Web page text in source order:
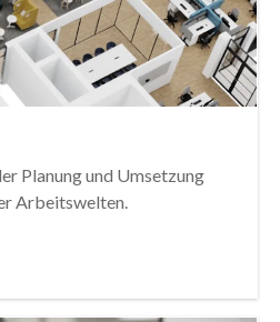
Planung und Umsetzung
Arbeitswelten.